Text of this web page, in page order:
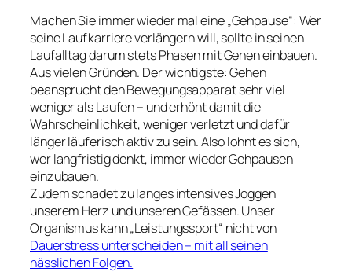
Machen Sie immer wieder mal eine „Gehpause“: Wer
seine Laufkarriere verlängern will, sollte in seinen
Laufalltag darum stets Phasen mit Gehen einbauen.
Aus vielen Gründen. Der wichtigste: Gehen
beansprucht den Bewegungsapparat sehr viel
weniger als Laufen – und erhöht damit die
Wahrscheinlichkeit, weniger verletzt und dafür
länger läuferisch aktiv zu sein. Also lohnt es sich,
wer langfristig denkt, immer wieder Gehpausen
einzubauen.
Zudem schadet zu langes intensives Joggen
unserem Herz und unseren Gefässen. Unser
Organismus kann „Leistungssport“ nicht von
Dauerstress unterscheiden – mit all seinen
hässlichen Folgen.